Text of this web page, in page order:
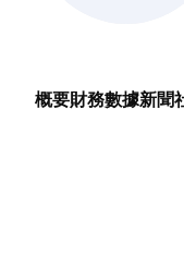
概要財務數據新聞